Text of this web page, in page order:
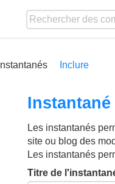
Instantanés Inclure
Les instantanés
site ou blog des
Les instantanés
Titre de